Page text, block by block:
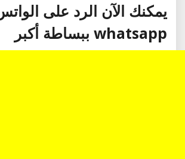
يمكنك الآن الرد على
whatsapp ببساطة أكبر